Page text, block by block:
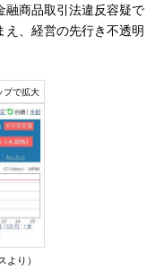
商品取引法違反容疑で
、経営の先行き不透明
り）